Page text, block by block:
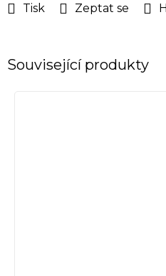
Tisk Zeptat se
Související produkty